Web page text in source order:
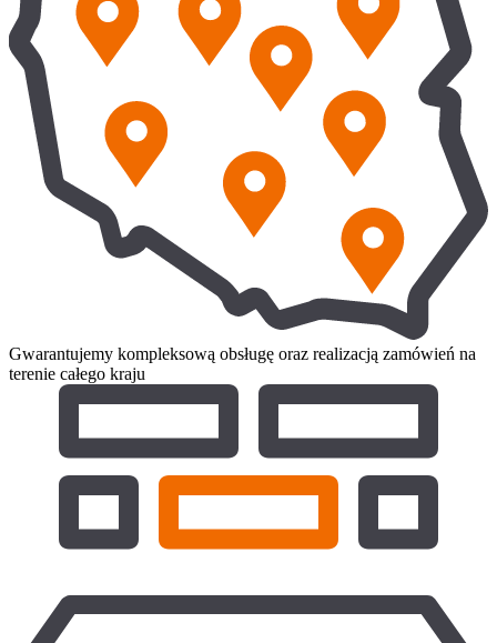
Gwarantujemy kompleksową obsługę oraz realizacją zamówień na
terenie całego kraju